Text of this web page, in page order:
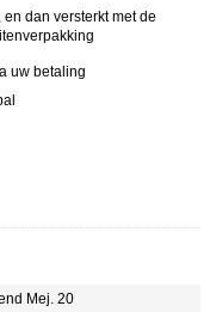
dan versterkt met de
uw betaling
Mej. 20